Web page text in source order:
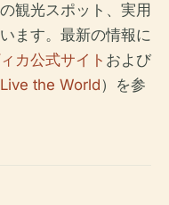
観光スポット、実用
ます。最新の情報に
カ公式サイト および
Live the World）を参